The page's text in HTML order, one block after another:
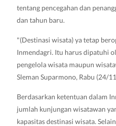
tentang pencegahan dan
dan tahun baru.
"(Destinasi wisata) ya tetap
Inmendagri. Itu harus dipatuhi
pengelola wisata maupun
Sleman Suparmono, Rabu (24/
Berdasarkan ketentuan dalam
jumlah kunjungan wisatawan
kapasitas destinasi wisata.